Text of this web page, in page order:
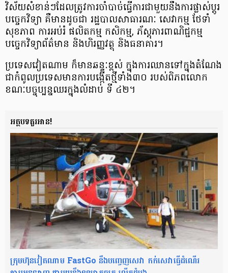
វិស័យ​សំខាន់ៗ​ដែល​ត្រូវការ​ចាំបាច់​ធ្វើការជាមួយនឹង​ការផ្លាស់ប្ដូរ​
បច្ចេកវិទ្យា គឺមានដូចជា រដ្ឋបាល​សាធារណៈ សេវាកម្ម ថែទាំ
សុខភាព ការអប់រំ ផលិតកម្ម កសិកម្ម, ភ័ស្តុភារពាណិជ្ជកម្ម
បច្ចេកវិទ្យាព័ត៌មាន និងហិរញ្ញវត្ថុ និងធនាគារ។
ប្រទេសវៀតណាម ក៏មាន​ឆន្ទៈខ្ពស់ ក្នុងការ​ឈានទៅ​ក្នុងតំណែង​
ជាកំពូល​ប្រទេស​មានការ​បង្កើតថ្មី​ទាំង​៣០ របស់ពិភពលោក
ខណៈបច្ចុប្បន្ន​ឈរក្នុងលំដាប់ ទី ៤២។
អត្ថបទគួរអាន!
ក្រុមហ៊ុនវៀតណាម FastGo នឹងបញ្ចេញសេវា កក់សេវាធ្វើដំណើរ